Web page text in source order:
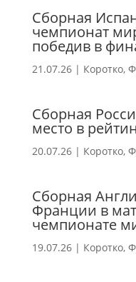
Сборная
чемпионат
победив в
21.07.26| Коротко,
Сборная
место в
20.07.26| Коротко,
Сборная
Франции в
чемпионате
19.07.26| Коротко,